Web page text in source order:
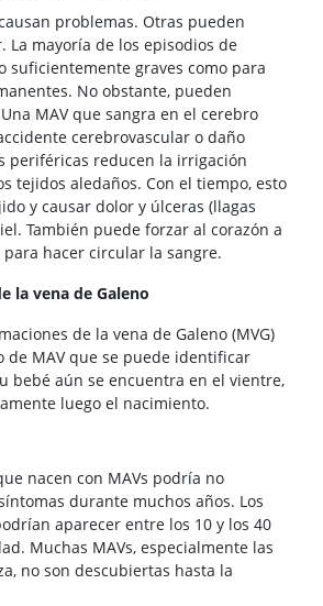
problemas. Otras pueden
La mayoría de los episodios de
suficientemente graves como para
No obstante, pueden
MAV que sangra en el cerebro
cerebrovascular o daño
periféricas reducen la irrigación
tejidos aledaños. Con el tiempo, esto
y causar dolor y úlceras (llagas
También puede forzar al corazón a
hacer circular la sangre.
la vena de Galeno
de la vena de Galeno (MVG)
de MAV que se puede identificar
bebé aún se encuentra en el vientre,
luego el nacimiento.
nacen con MAVs podría no
durante muchos años. Los
aparecer entre los 10 y los 40
Muchas MAVs, especialmente las
no son descubiertas hasta la